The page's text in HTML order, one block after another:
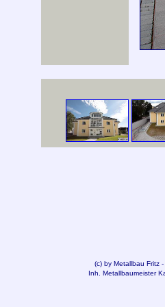
(c) by Metallbau Fritz
Inh. Metallbaumeister